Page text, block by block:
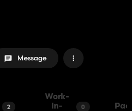
Message
2
Work-
In-
0